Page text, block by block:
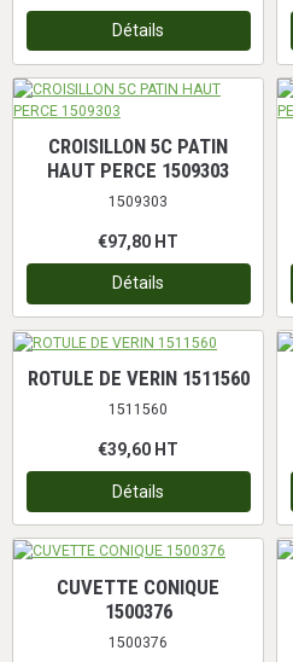
Détails
CROISILLON 5C PATIN
HAUT PERCE 1509303
1509303
€97,80 HT
Détails
ROTULE DE VERIN 1511560
1511560
€39,60 HT
Détails
CUVETTE CONIQUE
1500376
1500376